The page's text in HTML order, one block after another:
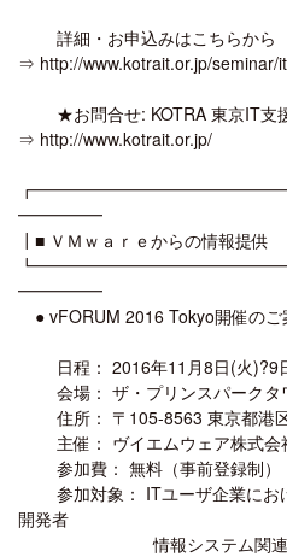
詳細・お申込みはこちらから
⇒ http://www.kotrait.or.jp/seminar/
★お問合せ: KOTRA 東京IT支
⇒ http://www.kotrait.or.jp/
━━━━━
┃■ ＶＭｗａｒｅからの情報提供
━━━━━
● vFORUM 2016 Tokyo開催のご
日程： 2016年11月8日(火)?9
会場： ザ・プリンスパークタ
住所： 〒105-8563 東京都港
主催： ヴイエムウェア株式会
参加費： 無料（事前登録制）
参加対象： ITユーザ企業にお
開発者
情報システム関連部門